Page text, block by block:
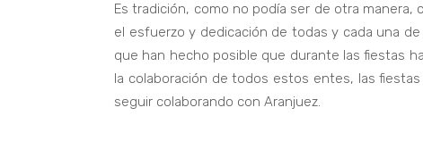
Es tradición, como no podía ser de otra
el esfuerzo y dedicación de todas y cada una
que han hecho posible que durante las fiestas
la colaboración de todos estos entes, las
seguir colaborando con Aranjuez.